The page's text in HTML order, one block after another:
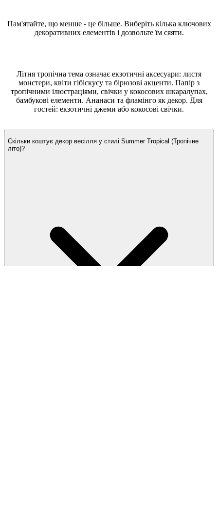
Пам'ятайте, що менше - це більше. Виберіть кілька ключових
декоративних елементів і дозвольте їм сяяти.
Літня тропічна тема означає екзотичні аксесуари: листя
монстери, квіти гібіскусу та бірюзові акценти. Папір з
тропічними ілюстраціями, свічки у кокосових шкаралупах,
бамбукові елементи. Ананаси та фламінго як декор. Для
гостей: екзотичні джеми або кокосові свічки.
Скільки коштує декор весілля у стилі Summer Tropical (Тропічне
літо)?